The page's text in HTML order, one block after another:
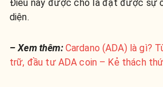
Điều này được cho là đạt được sự
diện.
– Xem thêm: Cardano (ADA) là gì?
trữ, đầu tư ADA coin – Kẻ thách